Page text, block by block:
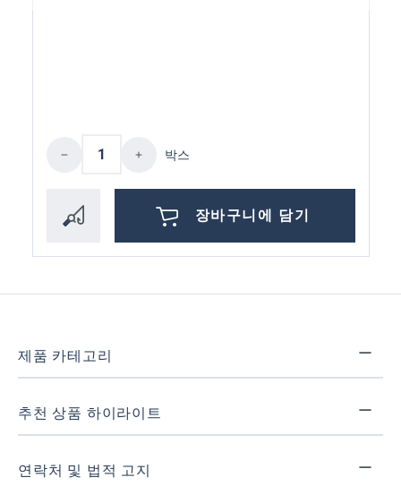
제품 수량: 원하는 값을 입력하거나 버
박스
장바구니에 담기
제품 카테고리
추천 상품 하이라이트
연락처 및 법적 고지